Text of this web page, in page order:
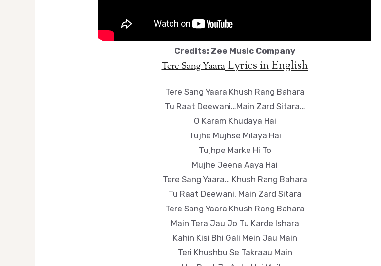
Credits: Zee Music Company
Tere Sang YaaraLyrics in English
Tere Sang Yaara Khush Rang Bahara
Tu Raat Deewani…Main Zard Sitara…
O Karam Khudaya Hai
Tujhe Mujhse Milaya Hai
Tujhpe Marke Hi To
Mujhe Jeena Aaya Hai
Tere Sang Yaara… Khush Rang Bahara
Tu Raat Deewani, Main Zard Sitara
Tere Sang Yaara Khush Rang Bahara
Main Tera Jau Jo Tu Karde Ishara
Kahin Kisi Bhi Gali Mein Jau Main
Teri Khushbu Se Takraau Main